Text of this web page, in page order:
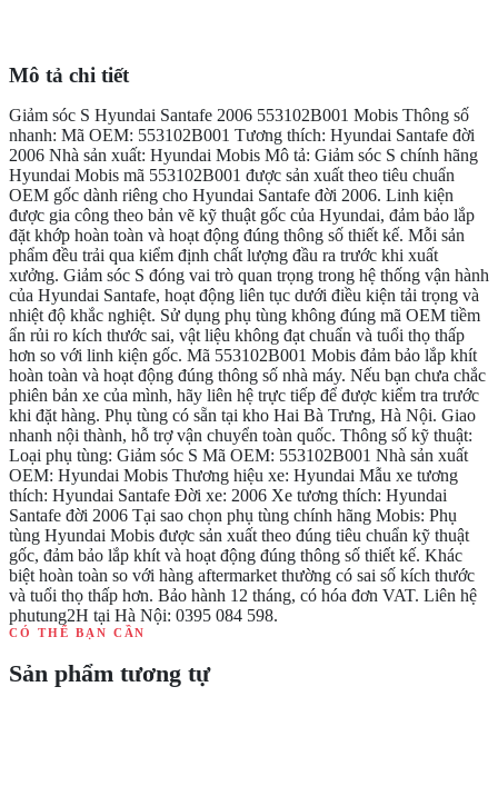
Mô tả chi tiết
Giảm sóc S Hyundai Santafe 2006 553102B001 Mobis Thông số
nhanh: Mã OEM: 553102B001 Tương thích: Hyundai Santafe đời
2006 Nhà sản xuất: Hyundai Mobis Mô tả: Giảm sóc S chính hãng
Hyundai Mobis mã 553102B001 được sản xuất theo tiêu chuẩn
OEM gốc dành riêng cho Hyundai Santafe đời 2006. Linh kiện
được gia công theo bản vẽ kỹ thuật gốc của Hyundai, đảm bảo lắp
đặt khớp hoàn toàn và hoạt động đúng thông số thiết kế. Mỗi sản
phẩm đều trải qua kiểm định chất lượng đầu ra trước khi xuất
xưởng. Giảm sóc S đóng vai trò quan trọng trong hệ thống vận hành
của Hyundai Santafe, hoạt động liên tục dưới điều kiện tải trọng và
nhiệt độ khắc nghiệt. Sử dụng phụ tùng không đúng mã OEM tiềm
ẩn rủi ro kích thước sai, vật liệu không đạt chuẩn và tuổi thọ thấp
hơn so với linh kiện gốc. Mã 553102B001 Mobis đảm bảo lắp khít
hoàn toàn và hoạt động đúng thông số nhà máy. Nếu bạn chưa chắc
phiên bản xe của mình, hãy liên hệ trực tiếp để được kiểm tra trước
khi đặt hàng. Phụ tùng có sẵn tại kho Hai Bà Trưng, Hà Nội. Giao
nhanh nội thành, hỗ trợ vận chuyển toàn quốc. Thông số kỹ thuật:
Loại phụ tùng: Giảm sóc S Mã OEM: 553102B001 Nhà sản xuất
OEM: Hyundai Mobis Thương hiệu xe: Hyundai Mẫu xe tương
thích: Hyundai Santafe Đời xe: 2006 Xe tương thích: Hyundai
Santafe đời 2006 Tại sao chọn phụ tùng chính hãng Mobis: Phụ
tùng Hyundai Mobis được sản xuất theo đúng tiêu chuẩn kỹ thuật
gốc, đảm bảo lắp khít và hoạt động đúng thông số thiết kế. Khác
biệt hoàn toàn so với hàng aftermarket thường có sai số kích thước
và tuổi thọ thấp hơn. Bảo hành 12 tháng, có hóa đơn VAT. Liên hệ
phutung2H tại Hà Nội: 0395 084 598.
CÓ THỂ BẠN CẦN
Sản phẩm tương tự